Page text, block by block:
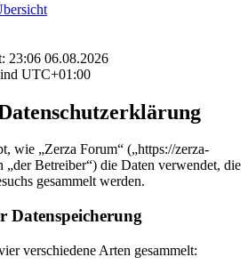
23:06 06.08.2026
UTC+01:00
wie „Zerza Forum“ („https://zerza-
„der Betreiber“) die Daten verwendet, die
gesammelt werden.
Datenspeicherung
verschiedene Arten gesammelt: